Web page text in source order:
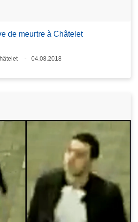
de meurtre à Châtelet
04.08.2018